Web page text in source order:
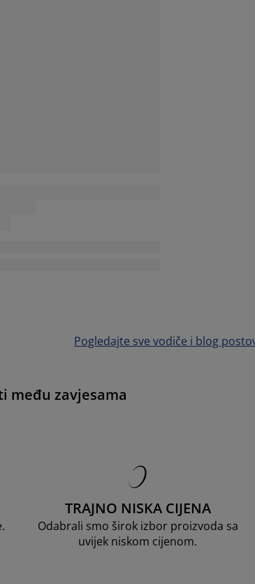
Pogledajte sve vodiče i blog
među zavjesama
TRAJNO NISKA CIJENA
Odabrali smo širok izbor proizvoda sa
uvijek niskom cijenom.